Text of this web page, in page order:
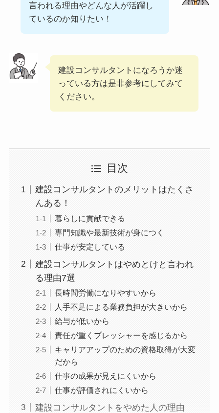
言われる理由やどんな人が活躍し
ているのか知りたい！
建設コンサルタントになろうか迷
っている方は是非参考にしてみて
ください。
目次
建設コンサルタントのメリットはたくさ
んある！
暮らしに貢献できる
専門知識や最新技術が身につく
仕事が安定している
建設コンサルタントはやめとけと言われ
る理由7選
長時間労働になりやすいから
人手不足による業務負担が大きいから
給与が低いから
責任が重くプレッシャーを感じるから
キャリアアップのための資格取得が大変
だから
仕事の成果が見えにくいから
仕事が評価されにくいから
建設コンサルタントをやめた人の理由